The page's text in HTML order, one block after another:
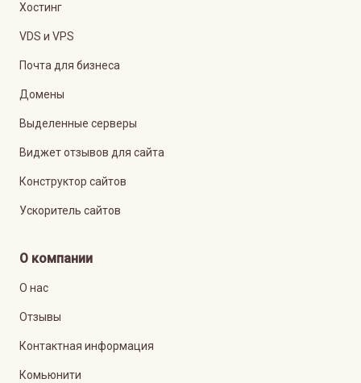
Хостинг
VDS и VPS
Почта для бизнеса
Домены
Выделенные серверы
Виджет отзывов для сайта
Конструктор сайтов
Ускоритель сайтов
О компании
О нас
Отзывы
Контактная информация
Комьюнити